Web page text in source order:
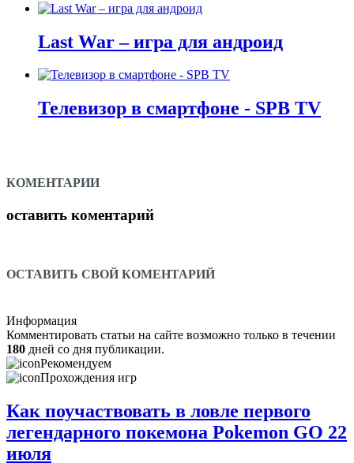
Last War – игра для андроид
Телевизор в смартфоне - SPB TV
КОМЕНТАРИИ
оставить коментарий
ОСТАВИТЬ СВОЙ КОМЕНТАРИЙ
Информация
Комментировать статьи на сайте возможно только в течении
180 дней со дня публикации.
Рекомендуем
Прохождения игр
Как поучаствовать в ловле первого
легендарного покемона Pokemon GO 22
июля